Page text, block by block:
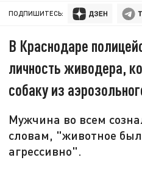
ПОДПИШИТЕСЬ:
В Краснодаре
личность живодера,
собаку из
Мужчина во всем
словам, "животное
агрессивно".